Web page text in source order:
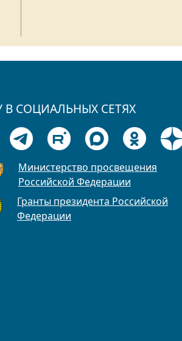
В СОЦИАЛЬНЫХ СЕТЯХ
Министерство просвещения
Российской Федерации
Гранты президента Российской
Федерации